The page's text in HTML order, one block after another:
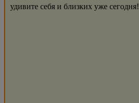
удивите себя и близких уже сегодня!